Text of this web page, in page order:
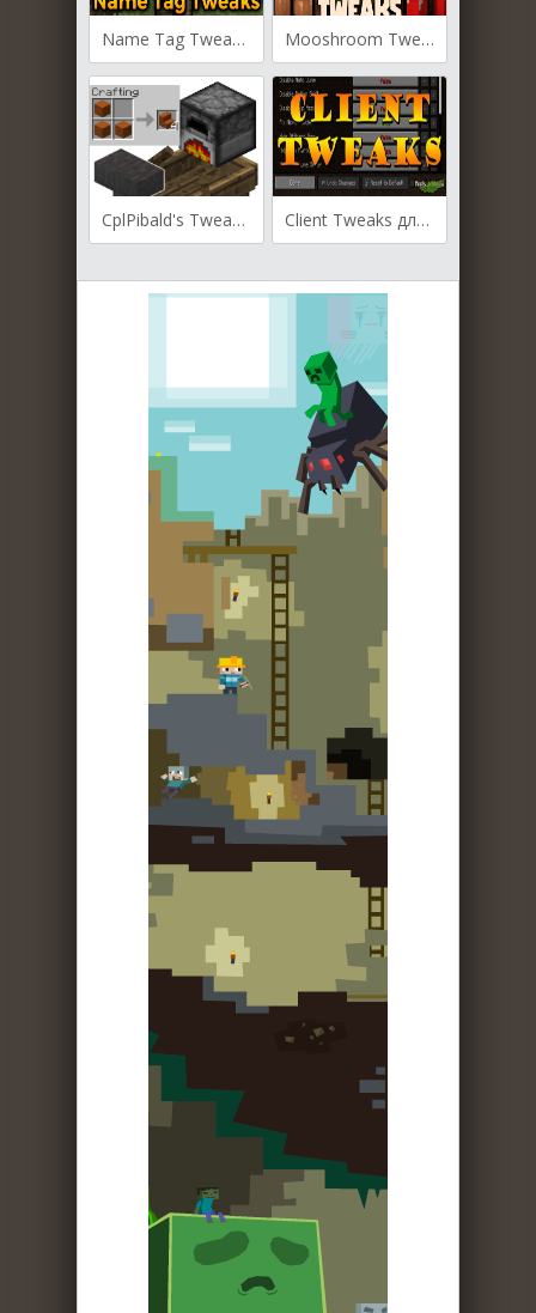
Name Tag Tweaks для Майнкрафт [1.20, 1.19.4, 1.19.3] Mooshroom Tweaks для Майнкрафт [1.19.3, 1.19.2, 1.19.1]
CplPibald's Tweaks для Майнкрафт [1.12, 1.10.2] Client Tweaks для Майнкрафт [1.12.2, 1.11.2, 1.10.2]